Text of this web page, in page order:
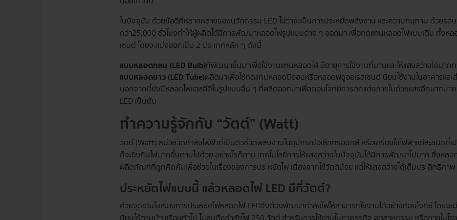
ในปัจจุบัน ด้วยข้อดีที่หลากหลายของนวัตกรรม LED ไม่ว่าจะเป็นการประหยัดพลังงาน และความทนทาน ด้วยรอ
กว่า 25,000 ชั่วโมง ทำให้ผู้ผลิตได้มีการพัฒนาหลอดไฟรูปแบบต่าง ๆ ออกมา เพื่อทดแทนหลอดไฟแบบเดิม ทั้งหล
เซนต์ โดยจะแบ่งออกเป็น 2 ประเภทหลัก ๆ ดังนี้
แบบหลอดกลม (LED Bulb)ที่พัฒนาขึ้นมาเพื่อใช้งานแทนหลอดไส้ มีอายุการใช้งานที่นานและให้แสงสว่างได้มากก
แบบหลอดยาว (LED Tube)ผลิตมาเพื่อใช้ทดแทนหลอดนีออนหรือหลอดฟลูออเรสเซนต์ นิยมใช้งานในอาคารและ
นอกจากนี้ยังมีหลอดไฟแอลอีดีในรูปแบบอื่น ๆ ที่ผลิตออกมาเพื่อตอบโจทย์การตกแต่งภายในด้วยแสงอีกมากมาย
LED เป็นต้น
ทำความรู้จักกับ “วัตต์” (Watt)
วัตต์ (Watt) หน่วยวัดกำลังไฟฟ้าที่เป็นตัวชี้วัดพลังงานในอุปกรณ์อิเล็กทรอนิกส์ หรือเครื่องใช้ไฟฟ้าแต่ละชนิดที่เ
ก็จะยิ่งกินไฟมากขึ้นตามไปด้วย อย่างไรก็ตาม เทคโนโลยีการให้แสงสว่างในปัจจุบันได้มีการพัฒนาไปมาก ซึ่งหลอ
ผลิตภัณฑ์ที่ถูกคิดค้นเพื่อช่วยในเรื่องของการประหยัดไฟ เนื่องจากใช้วัตต์น้อย แต่ให้แสงสว่างได้เต็มประสิทธิภาพ
ประหยัดไฟแบบนี้ แล้วหลอดไฟ LED มีกี่วัตต์?
ด้วยจุดเด่นในเรื่องการประหยัดไฟ หลอดไฟ LED จึงต้องพัฒนากำลังไฟให้สามารถใช้งานได้อย่างตอบโจทย์ โดยจ